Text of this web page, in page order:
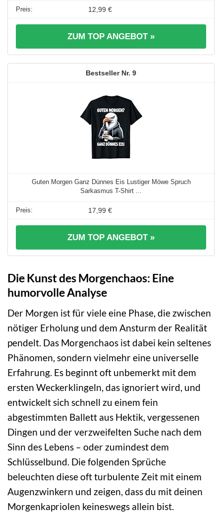
12,99 €
ZUM TOP ANGEBOT »
9
Guten Morgen Ganz Dünnes Eis Lustiger Möwe Spruch
Sarkasmus T-Shirt ...
17,99 €
ZUM TOP ANGEBOT »
Die Kunst des Morgenchaos: Eine
humorvolle Analyse
Der Morgen ist für viele eine Phase, die zwischen
nötiger Erholung und dem Ansturm der Realität
pendelt. Das Morgenchaos ist dabei kein seltenes
Phänomen, sondern vielmehr eine universelle
Erfahrung. Es beginnt oft unbemerkt mit dem
ersten Weckerklingeln, das ignoriert wird, und
entwickelt sich schnell zu einem fein
abgestimmten Ballett aus Hektik, vergessenen
Dingen und der verzweifelten Suche nach dem
Sinn des Lebens – oder zumindest dem
Schlüsselbund. Die folgenden Sprüche
beleuchten diese oft turbulente Zeit mit einem
Augenzwinkern und zeigen, dass du mit deinen
Morgenkapriolen keineswegs allein bist.